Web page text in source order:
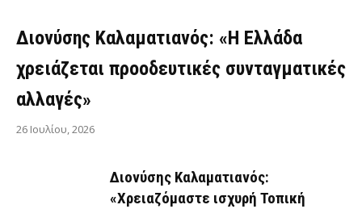
Διονύσης Καλαματιανός: «Η Ελλάδα
χρειάζεται προοδευτικές συνταγματικές
αλλαγές»
26 Ιουλίου, 2026
Διονύσης Καλαματιανός:
«Χρειαζόμαστε ισχυρή Τοπική